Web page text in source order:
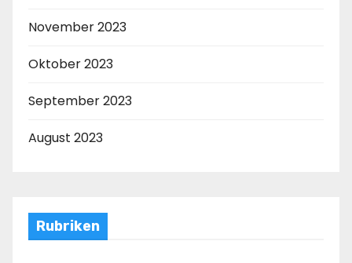
November 2023
Oktober 2023
September 2023
August 2023
Rubriken